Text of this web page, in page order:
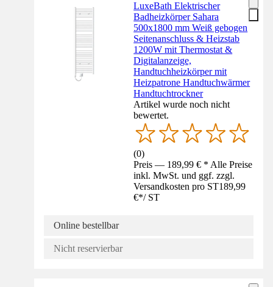
LuxeBath Elektrischer
Badheizkörper Sahara
500x1800 mm Weiß gebogen
Seitenanschluss & Heizstab
1200W mit Thermostat &
Digitalanzeige,
Handtuchheizkörper mit
Heizpatrone Handtuchwärmer
Handtuchtrockner
Artikel wurde noch nicht
bewertet.
(0)
Preis — 189,99 € * Alle Preise
inkl. MwSt. und ggf. zzgl.
Versandkosten pro ST189,99
€*/ ST
Online bestellbar
Nicht reservierbar